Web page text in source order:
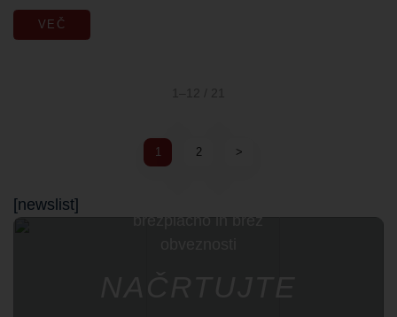
VEČ
1 2 >
[newslist]
brezplačno in brez